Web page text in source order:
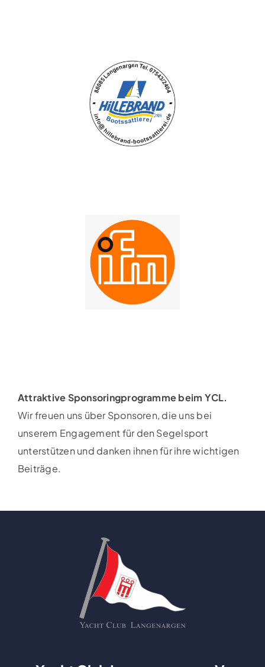
Attraktive Sponsoringprogramme beim YCL.
Wir freuen uns über Sponsoren, die uns bei
unserem Engagement für den Segelsport
unterstützen und danken ihnen für ihre wichtigen
Beiträge.